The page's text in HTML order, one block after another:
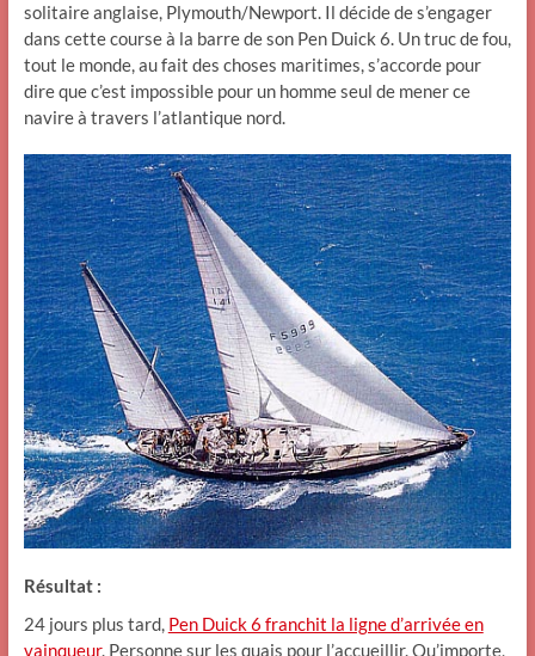
solitaire anglaise, Plymouth/Newport. Il décide de s’engager
dans cette course à la barre de son Pen Duick 6. Un truc de fou,
tout le monde, au fait des choses maritimes, s’accorde pour
dire que c’est impossible pour un homme seul de mener ce
navire à travers l’atlantique nord.
Résultat :
24 jours plus tard, Pen Duick 6 franchit la ligne d’arrivée en
vainqueur. Personne sur les quais pour l’accueillir. Qu’importe,